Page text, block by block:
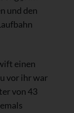
und den
einen
vor ihr war
von 43